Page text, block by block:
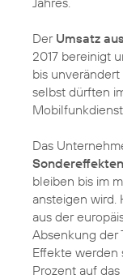
Der Umsatz
2017 bereinigt
bis
selbst dürften
Das
Sondereffekten
bleiben bis im
ansteigen wird.
aus der
Absenkung der
Effekte werden
Prozent auf das